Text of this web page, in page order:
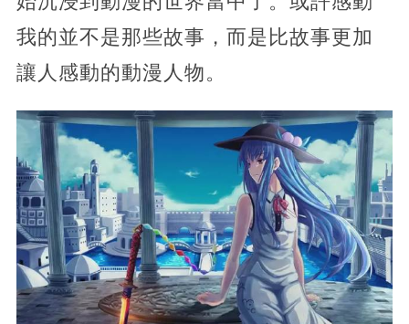
我的並不是那些故事，而是比故事更加
讓人感動的動漫人物。